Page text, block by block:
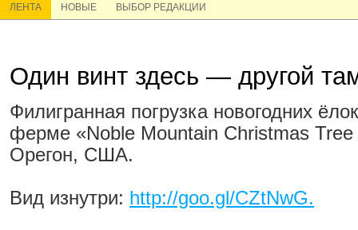
ЛЕНТА НОВЫЕ ВЫБОР РЕДАКЦИИ
Один винт здесь — другой
Филигранная погрузка новогодних
ферме «Noble Mountain Christmas
Орегон, США.
Вид изнутри: http://goo.gl/CZtNwG.